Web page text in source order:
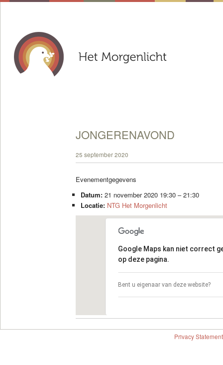
JONGERENAVOND
25 september 2020
Evenementgegevens
Datum: 21 november 2020 19:30–21:30
Locatie: NTG Het Morgenlicht
Google Maps kan niet correct
op deze pagina.
Bent u eigenaar van deze website?
Privacy Statement